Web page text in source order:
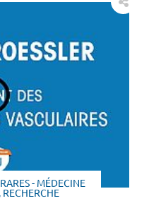
- MÉDECINE
RECHERCHE